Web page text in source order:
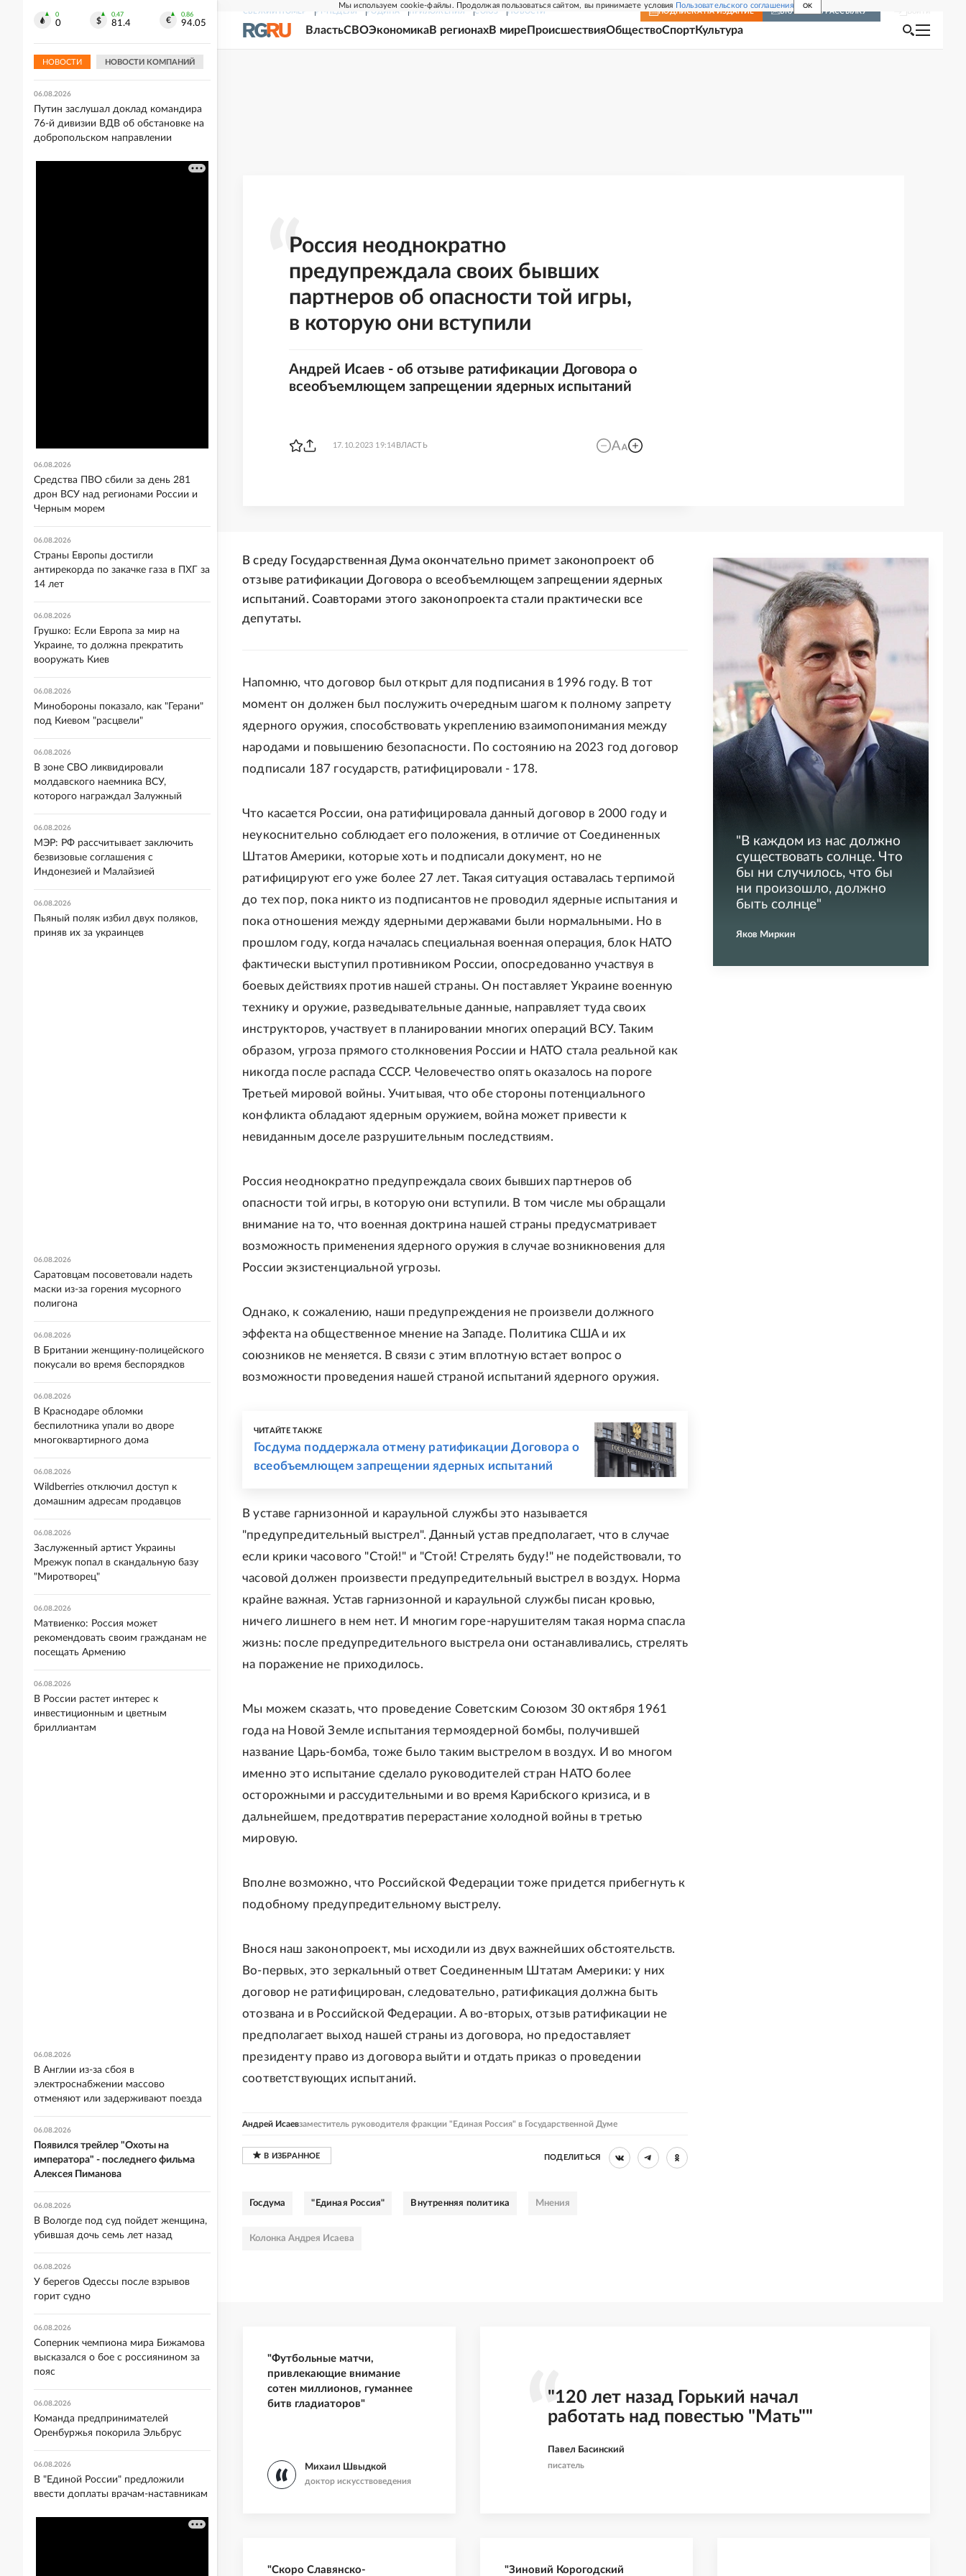
Мы используем cookie-файлы. Продолжая пользоваться сайтом, вы принимаете условия Пользовательского соглашения OK
СВЕЖИЙ НОМЕР РГ-НЕДЕЛЯ РОДИНА ПРИЛОЖЕНИЯ СОЮЗ НОВОСТИ ПОДПИСКА НА ИЗДАНИЕ ВКЛЮЧИТЬ РАССЫЛКУ
ВластьСВОЭкономикаВ регионахВ мире ПроисшествияОбществоСпортКультура
Россия неоднократно
предупреждала своих бывших
партнеров об опасности той игры,
в которую они вступили
Андрей Исаев - об отзыве ратификации Договора о
всеобъемлющем запрещении ядерных испытаний
17.10.2023 19:14 ВЛАСТЬ
В среду Государственная Дума окончательно примет законопроект об
отзыве ратификации Договора о всеобъемлющем запрещении ядерных
испытаний. Соавторами этого законопроекта стали практически все
депутаты.
Напомню, что договор был открыт для подписания в 1996 году. В тот
момент он должен был послужить очередным шагом к полному запрету
ядерного оружия, способствовать укреплению взаимопонимания между
народами и повышению безопасности. По состоянию на 2023 год договор
подписали 187 государств, ратифицировали - 178.
Что касается России, она ратифицировала данный договор в 2000 году и
неукоснительно соблюдает его положения, в отличие от Соединенных
Штатов Америки, которые хоть и подписали документ, но не
ратифицируют его уже более 27 лет. Такая ситуация оставалась терпимой
до тех пор, пока никто из подписантов не проводил ядерные испытания и
пока отношения между ядерными державами были нормальными. Но в
прошлом году, когда началась специальная военная операция, блок НАТО
фактически выступил противником России, опосредованно участвуя в
боевых действиях против нашей страны. Он поставляет Украине военную
технику и оружие, разведывательные данные, направляет туда своих
инструкторов, участвует в планировании многих операций ВСУ. Таким
образом, угроза прямого столкновения России и НАТО стала реальной как
никогда после распада СССР. Человечество опять оказалось на пороге
Третьей мировой войны. Учитывая, что обе стороны потенциального
конфликта обладают ядерным оружием, война может привести к
невиданным доселе разрушительным последствиям.
Россия неоднократно предупреждала своих бывших партнеров об
опасности той игры, в которую они вступили. В том числе мы обращали
внимание на то, что военная доктрина нашей страны предусматривает
возможность применения ядерного оружия в случае возникновения для
России экзистенциальной угрозы.
Однако, к сожалению, наши предупреждения не произвели должного
эффекта на общественное мнение на Западе. Политика США и их
союзников не меняется. В связи с этим вплотную встает вопрос о
возможности проведения нашей страной испытаний ядерного оружия.
ЧИТАЙТЕ ТАКЖЕ
Госдума поддержала отмену ратификации Договора о
всеобъемлющем запрещении ядерных испытаний
В уставе гарнизонной и караульной службы это называется
"предупредительный выстрел". Данный устав предполагает, что в случае
если крики часового "Стой!" и "Стой! Стрелять буду!" не подействовали, то
часовой должен произвести предупредительный выстрел в воздух. Норма
крайне важная. Устав гарнизонной и караульной службы писан кровью,
ничего лишнего в нем нет. И многим горе-нарушителям такая норма спасла
жизнь: после предупредительного выстрела они останавливались, стрелять
на поражение не приходилось.
Мы можем сказать, что проведение Советским Союзом 30 октября 1961
года на Новой Земле испытания термоядерной бомбы, получившей
название Царь-бомба, тоже было таким выстрелом в воздух. И во многом
именно это испытание сделало руководителей стран НАТО более
осторожными и рассудительными и во время Карибского кризиса, и в
дальнейшем, предотвратив перерастание холодной войны в третью
мировую.
Вполне возможно, что Российской Федерации тоже придется прибегнуть к
подобному предупредительному выстрелу.
Внося наш законопроект, мы исходили из двух важнейших обстоятельств.
Во-первых, это зеркальный ответ Соединенным Штатам Америки: у них
договор не ратифицирован, следовательно, ратификация должна быть
отозвана и в Российской Федерации. А во-вторых, отзыв ратификации не
предполагает выход нашей страны из договора, но предоставляет
президенту право из договора выйти и отдать приказ о проведении
соответствующих испытаний.
Андрей Исаевзаместитель руководителя фракции "Единая Россия" в Государственной Думе
ПОДЕЛИТЬСЯ
Госдума "Единая Россия" Внутренняя политика Мнения
Колонка Андрея Исаева
" В каждом из нас должно
существовать солнце. Что
бы ни случилось, что бы
ни произошло, должно
быть солнце"
Яков Миркин
"Футбольные матчи,
привлекающие внимание
сотен миллионов, гуманнее
битв гладиаторов"
Михаил Швыдкой
доктор искусствоведения
"Скоро Славянско- "Зиновий Корогодский
"120 лет назад Горький начал
работать над повестью "Мать""
Павел Басинский
писатель
0
0
0.47
81.4
0.86
94.05
НОВОСТИ НОВОСТИ КОМПАНИЙ
Владивостока
06.08.2026
Путин заслушал доклад командира
76-й дивизии ВДВ об обстановке на
добропольском направлении
06.08.2026
Средства ПВО сбили за день 281
дрон ВСУ над регионами России и
Черным морем
06.08.2026
Страны Европы достигли
антирекорда по закачке газа в ПХГ за
14 лет
06.08.2026
Грушко: Если Европа за мир на
Украине, то должна прекратить
вооружать Киев
06.08.2026
Минобороны показало, как "Герани"
под Киевом "расцвели"
06.08.2026
В зоне СВО ликвидировали
молдавского наемника ВСУ,
которого награждал Залужный
06.08.2026
МЭР: РФ рассчитывает заключить
безвизовые соглашения с
Индонезией и Малайзией
06.08.2026
Пьяный поляк избил двух поляков,
приняв их за украинцев
06.08.2026
Саратовцам посоветовали надеть
маски из-за горения мусорного
полигона
06.08.2026
В Британии женщину-полицейского
покусали во время беспорядков
06.08.2026
В Краснодаре обломки
беспилотника упали во дворе
многоквартирного дома
06.08.2026
Wildberries отключил доступ к
домашним адресам продавцов
06.08.2026
Заслуженный артист Украины
Мрежук попал в скандальную базу
"Миротворец"
06.08.2026
Матвиенко: Россия может
рекомендовать своим гражданам не
посещать Армению
06.08.2026
В России растет интерес к
инвестиционным и цветным
бриллиантам
06.08.2026
В Англии из-за сбоя в
электроснабжении массово
отменяют или задерживают поезда
06.08.2026
Появился трейлер "Охоты на
императора" - последнего фильма
Алексея Пиманова
06.08.2026
В Вологде под суд пойдет женщина,
убившая дочь семь лет назад
06.08.2026
У берегов Одессы после взрывов
горит судно
06.08.2026
Соперник чемпиона мира Бижамова
высказался о бое с россиянином за
пояс
06.08.2026
Команда предпринимателей
Оренбуржья покорила Эльбрус
06.08.2026
В "Единой России" предложили
ввести доплаты врачам-наставникам